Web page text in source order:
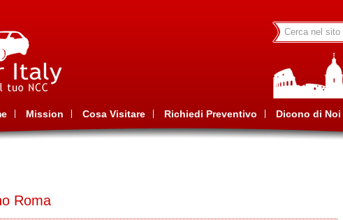
Mission Cosa Visitare Richiedi Preventivo Dicono di Noi
Roma